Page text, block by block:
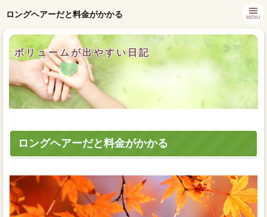
ロングヘアーだと料金がかかる
ボリュームが出やすい日記
MENU
ロングヘアーだと料金がかかる